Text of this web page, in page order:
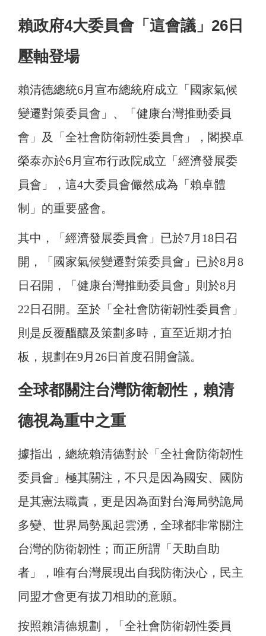
賴政府4大委員會「這會議」26日
壓軸登場
賴清德總統6月宣布總統府成立「國家氣候
變遷對策委員會」、「健康台灣推動委員
會」及「全社會防衛韌性委員會」，閣揆卓
榮泰亦於6月宣布行政院成立「經濟發展委
員會」，這4大委員會儼然成為「賴卓體
制」的重要盛會。
其中，「經濟發展委員會」已於7月18日召
開，「國家氣候變遷對策委員會」已於8月8
日召開，「健康台灣推動委員會」則於8月
22日召開。至於「全社會防衛韌性委員會」
則是反覆醞釀及策劃多時，直至近期才拍
板，規劃在9月26日首度召開會議。
全球都關注台灣防衛韌性，賴清
德視為重中之重
據指出，總統賴清德對於「全社會防衛韌性
委員會」極其關注，不只是因為國安、國防
是其憲法職責，更是因為面對台海局勢詭局
多變、世界局勢風起雲湧，全球都非常關注
台灣的防衛韌性；而正所謂「天助自助
者」，唯有台灣展現出自我防衛決心，民主
同盟才會更有拔刀相助的意願。
按照賴清德規劃，「全社會防衛韌性委員